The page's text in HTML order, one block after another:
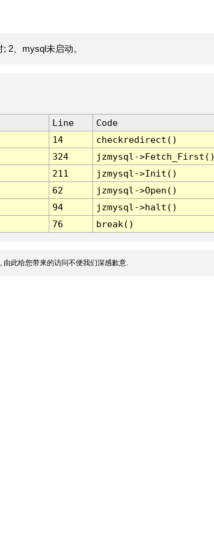
2、mysql未启动。
Line
Code
14
checkredirect()
324
jzmysql-
211
jzmysql->Init()
62
jzmysql->Open()
94
jzmysql->halt()
76 break()
此给您带来的访问不便我们深感歉意.